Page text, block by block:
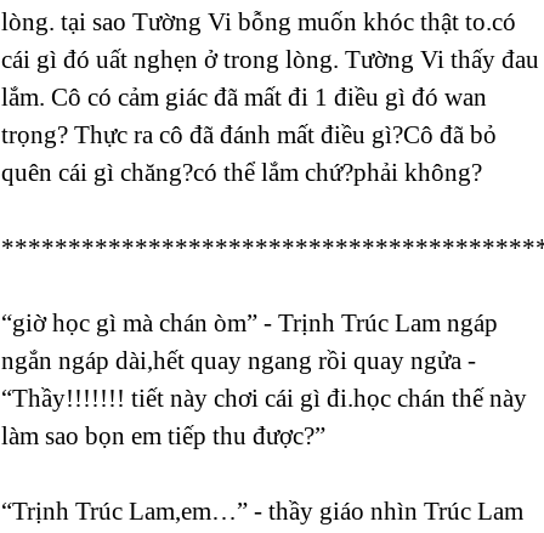
lòng. tại sao Tường Vi bỗng muốn khóc thật to.có
cái gì đó uất nghẹn ở trong lòng. Tường Vi thấy đau
lắm. Cô có cảm giác đã mất đi 1 điều gì đó wan
trọng? Thực ra cô đã đánh mất điều gì?Cô đã bỏ
quên cái gì chăng?có thể lắm chứ?phải không?
“giờ học gì mà chán òm” - Trịnh Trúc Lam ngáp
ngắn ngáp dài,hết quay ngang rồi quay ngửa -
“Thầy!!!!!!! tiết này chơi cái gì đi.học chán thế này
làm sao bọn em tiếp thu được?”
“Trịnh Trúc Lam,em…” - thầy giáo nhìn Trúc Lam